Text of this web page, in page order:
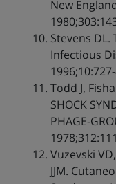
New
Stevens DL.
Infectious
Todd J,
SHOCK
PHAGE-
Vuzevski
JJM.